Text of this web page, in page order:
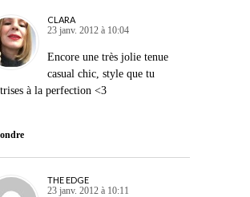
CLARA
23 janv. 2012 à 10:04
Encore une très jolie tenue
casual chic, style que tu
à la perfection <3
THE EDGE
23 janv. 2012 à 10:11